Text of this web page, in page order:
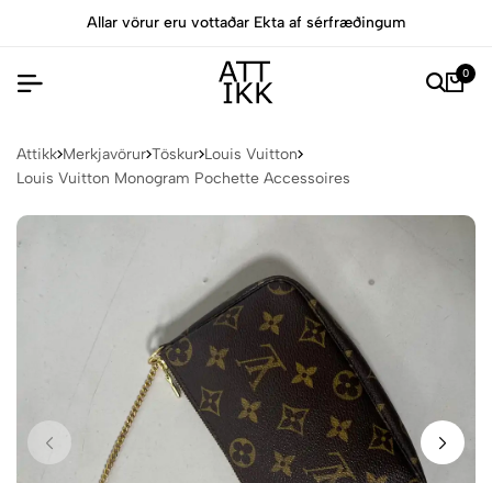
Allar vörur eru vottaðar Ekta af sérfræðingum
0
Attikk Merkjavörur Töskur Louis Vuitton
Louis Vuitton Monogram Pochette Accessoires